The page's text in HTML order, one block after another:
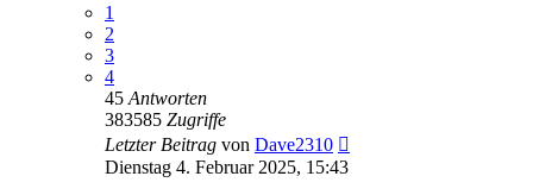
1
2
3
4
45 Antworten
383585 Zugriffe
Letzter Beitrag von Dave2310
Dienstag 4. Februar 2025, 15:43